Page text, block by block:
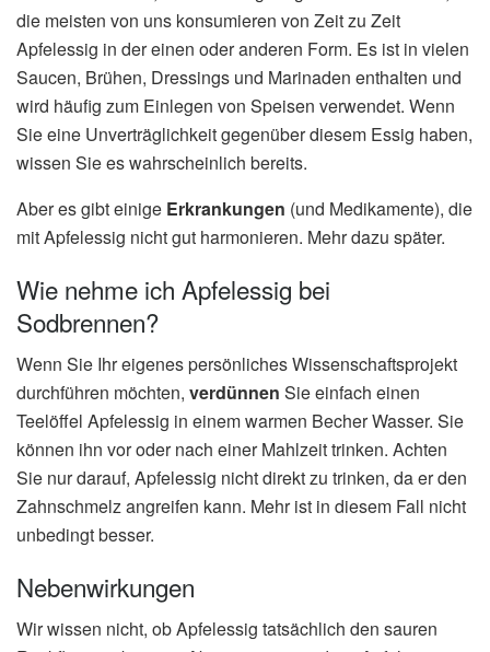
die meisten von uns konsumieren von Zeit zu Zeit
Apfelessig in der einen oder anderen Form. Es ist in vielen
Saucen, Brühen, Dressings und Marinaden enthalten und
wird häufig zum Einlegen von Speisen verwendet. Wenn
Sie eine Unverträglichkeit gegenüber diesem Essig haben,
wissen Sie es wahrscheinlich bereits.
Aber es gibt einige Erkrankungen (und Medikamente), die
mit Apfelessig nicht gut harmonieren. Mehr dazu später.
Wie nehme ich Apfelessig bei
Sodbrennen?
Wenn Sie Ihr eigenes persönliches Wissenschaftsprojekt
durchführen möchten, verdünnen Sie einfach einen
Teelöffel Apfelessig in einem warmen Becher Wasser. Sie
können ihn vor oder nach einer Mahlzeit trinken. Achten
Sie nur darauf, Apfelessig nicht direkt zu trinken, da er den
Zahnschmelz angreifen kann. Mehr ist in diesem Fall nicht
unbedingt besser.
Nebenwirkungen
Wir wissen nicht, ob Apfelessig tatsächlich den sauren